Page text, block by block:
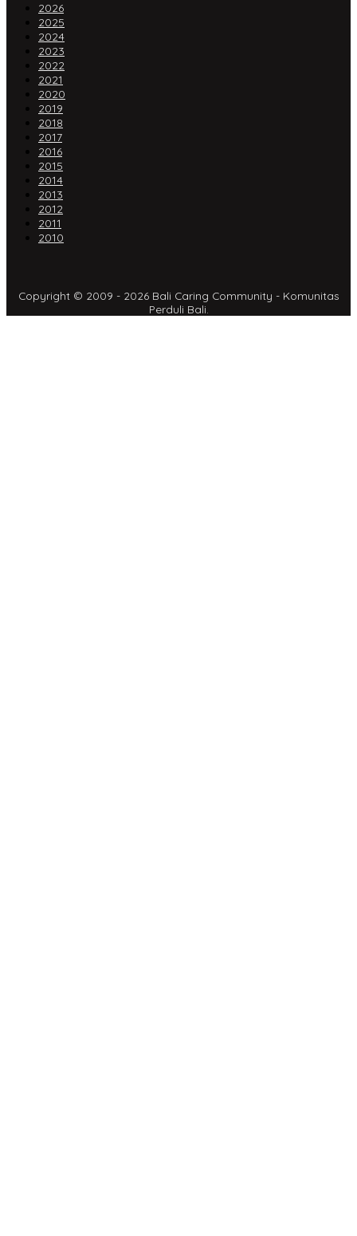
2026
2025
2024
2023
2022
2021
2020
2019
2018
2017
2016
2015
2014
2013
2012
2011
2010
Copyright © 2009 - 2026 Bali Caring Community - Komunitas
Perduli Bali.